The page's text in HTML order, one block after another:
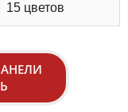
15 цветов